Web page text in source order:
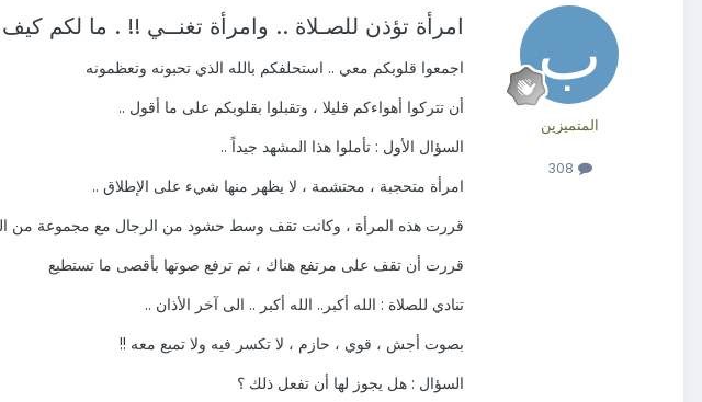
المتميزين
امرأة تؤذن للصـلاة .. وامرأة تغنــي !! . ما لكم
اجمعوا قلوبكم معي .. استحلفكم بالله الذي تحبونه وتعظمونه
أن تتركوا أهواءكم قليلا ، وتقبلوا بقلوبكم على ما أقول ..
السؤال الأول : تأملوا هذا المشهد جيداً ..
امرأة متحجبة ، محتشمة ، لا يظهر منها شيء على الإطلاق ..
قررت هذه المرأة ، وكانت تقف وسط حشود من الرجال مع مجموعة من
قررت أن تقف على مرتفع هناك ، ثم ترفع صوتها بأقصى ما تستطيع
تنادي للصلاة : الله أكبر.. الله أكبر .. الى آخر الأذان ..
بصوت أجش ، قوي ، حازم ، لا تكسر فيه ولا تميع معه !!
السؤال : هل يجوز لها أن تفعل ذلك ؟